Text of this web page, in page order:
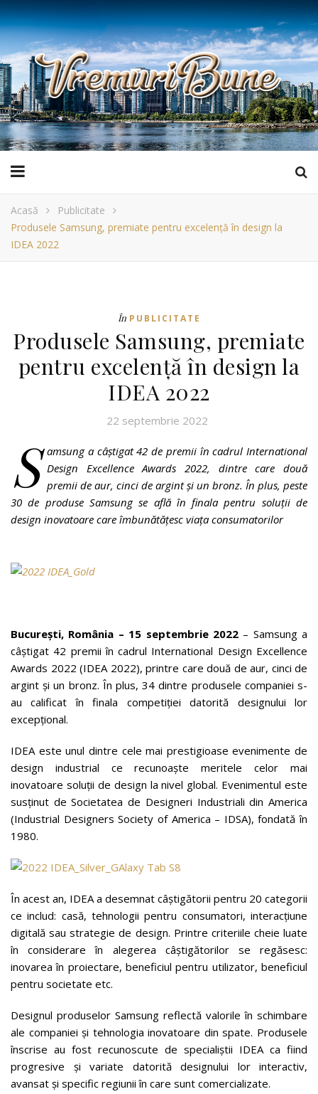
Acasă
Publicitate
Produsele Samsung, premiate pentru excelență în design la
IDEA 2022
În PUBLICITATE
Produsele Samsung, premiate
pentru excelență în design la
IDEA 2022
22 septembrie 2022
S amsung a câștigat 42 de premii în cadrul International
Design Excellence Awards 2022, dintre care două
premii de aur, cinci de argint și un bronz. În plus, peste
30 de produse Samsung se află în finala pentru soluții de
design inovatoare care îmbunătățesc viața consumatorilor
București, România – 15 septembrie 2022– Samsung a
câștigat 42 premii în cadrul International Design Excellence
Awards 2022 (IDEA 2022), printre care două de aur, cinci de
argint și un bronz. În plus, 34 dintre produsele companiei s-
au calificat în finala competiției datorită designului lor
excepțional.
IDEA este unul dintre cele mai prestigioase evenimente de
design industrial ce recunoaște meritele celor mai
inovatoare soluții de design la nivel global. Evenimentul este
susținut de Societatea de Designeri Industriali din America
(Industrial Designers Society of America – IDSA), fondată în
1980.
În acest an, IDEA a desemnat câștigătorii pentru 20 categorii
ce includ: casă, tehnologii pentru consumatori, interacțiune
digitală sau strategie de design. Printre criteriile cheie luate
în considerare în alegerea câștigătorilor se regăsesc:
inovarea în proiectare, beneficiul pentru utilizator, beneficiul
pentru societate etc.
Designul produselor Samsung reflectă valorile în schimbare
ale companiei și tehnologia inovatoare din spate. Produsele
înscrise au fost recunoscute de specialiștii IDEA ca fiind
progresive și variate datorită designului lor interactiv,
avansat și specific regiunii în care sunt comercializate.